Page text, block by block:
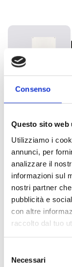
Consenso
Questo sito web
Utilizziamo i
annunci, per
analizzare il
informazioni sul
nostri partner
pubblicità e
con altre
raccolto dal tuo
delNecessari